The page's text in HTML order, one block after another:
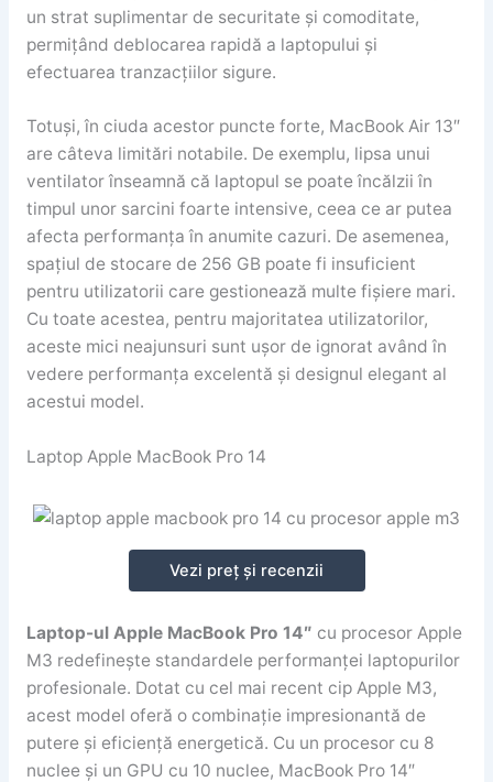
un strat suplimentar de securitate și comoditate,
permițând deblocarea rapidă a laptopului și
efectuarea tranzacțiilor sigure.
Totuși, în ciuda acestor puncte forte, MacBook Air 13″
are câteva limitări notabile. De exemplu, lipsa unui
ventilator înseamnă că laptopul se poate încălzii în
timpul unor sarcini foarte intensive, ceea ce ar putea
afecta performanța în anumite cazuri. De asemenea,
spațiul de stocare de 256 GB poate fi insuficient
pentru utilizatorii care gestionează multe fișiere mari.
Cu toate acestea, pentru majoritatea utilizatorilor,
aceste mici neajunsuri sunt ușor de ignorat având în
vedere performanța excelentă și designul elegant al
acestui model.
Laptop Apple MacBook Pro 14
Vezi preț și recenzii
Laptop-ul Apple MacBook Pro 14″ cu procesor Apple
M3 redefinește standardele performanței laptopurilor
profesionale. Dotat cu cel mai recent cip Apple M3,
acest model oferă o combinație impresionantă de
putere și eficiență energetică. Cu un procesor cu 8
nuclee și un GPU cu 10 nuclee, MacBook Pro 14″